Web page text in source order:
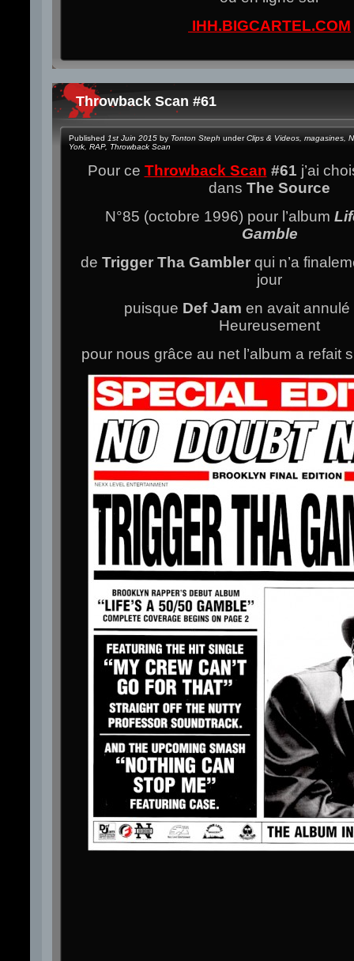
IHH.BIGCARTEL.COM
Throwback Scan #61
Published 1st Juin 2015 by Tonton Steph underClips & Videos magasines
York RAP, Throwback Scan
Pour ce Throwback Scan #61 j’ai
dans The Source
N°85 (octobre 1996) pour l’album
Gamble
de Trigger Tha Gambler qui n’a
jour
puisque Def Jam en avait annulé
Heureusement
pour nous grâce au net l’album a refait